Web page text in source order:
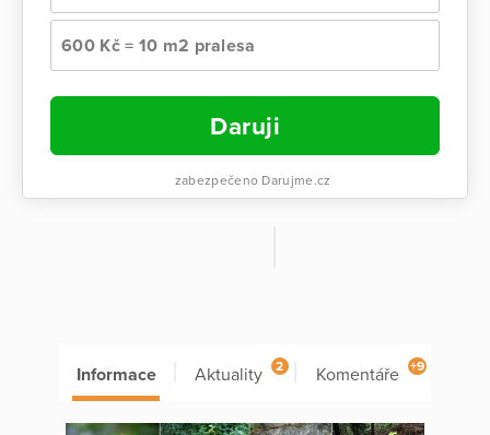
600 Kč = 10 m2 pralesa
Daruji
zabezpečeno Darujme.cz
Informace Aktuality 2 Komentáře +9